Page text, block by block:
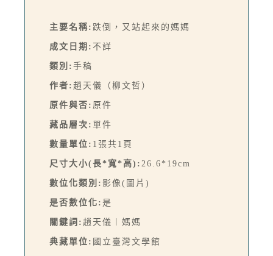
主要名稱: 跌倒，又站起來的媽媽
成文日期: 不詳
類別: 手稿
作者: 趙天儀（柳文哲）
原件與否: 原件
藏品層次: 單件
數量單位: 1張共1頁
尺寸大小(長*寬*高): 26.6*19cm
數位化類別: 影像(圖片)
是否數位化: 是
關鍵詞: 趙天儀︱媽媽
典藏單位: 國立臺灣文學館